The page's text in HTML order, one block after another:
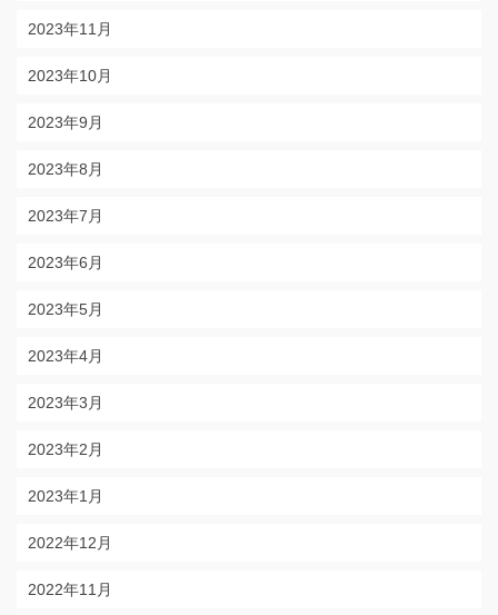
2023年11月
2023年10月
2023年9月
2023年8月
2023年7月
2023年6月
2023年5月
2023年4月
2023年3月
2023年2月
2023年1月
2022年12月
2022年11月